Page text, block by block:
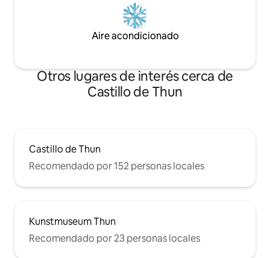
Aire acondicionado
Otros lugares de interés cerca de
Castillo de Thun
Castillo de Thun
Recomendado por 152 personas locales
Kunstmuseum Thun
Recomendado por 23 personas locales